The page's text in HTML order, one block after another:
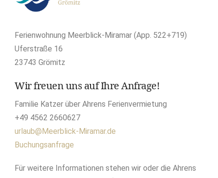
Ferienwohnung Meerblick-Miramar (App. 522+719)
Uferstraße 16
23743 Grömitz
Wir freuen uns auf Ihre Anfrage!
Familie Katzer über Ahrens Ferienvermietung
+49 4562 2660627
urlaub@Meerblick-Miramar.de
Buchungsanfrage
Für weitere Informationen stehen wir oder die Ahrens